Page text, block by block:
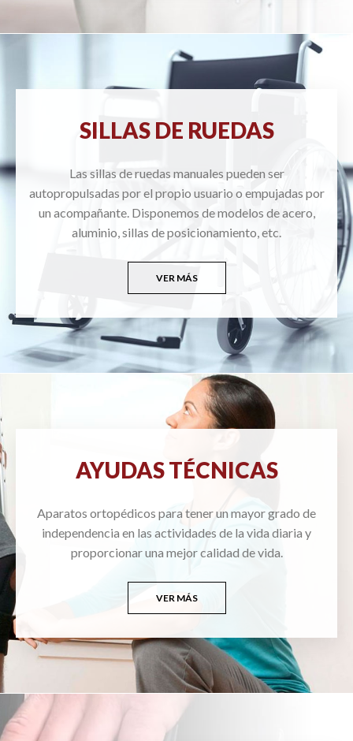
SILLAS DE RUEDAS
Las sillas de ruedas manuales pueden ser
autopropulsadas por el propio usuario o empujadas por
un acompañante. Disponemos de modelos de acero,
aluminio, sillas de posicionamiento, etc.
VER MÁS
AYUDAS TÉCNICAS
Aparatos ortopédicos para tener un mayor grado de
independencia en las actividades de la vida diaria y
proporcionar una mejor calidad de vida.
VER MÁS